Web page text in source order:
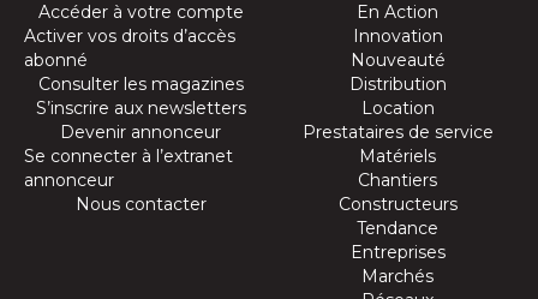
Accéder à votre compte
Activer vos droits d’accès
abonné
Consulter les magazines
S’inscrire aux newsletters
Devenir annonceur
Se connecter à l’extranet
annonceur
Nous contacter
En Action
Innovation
Nouveauté
Distribution
Location
Prestataires de service
Matériels
Chantiers
Constructeurs
Tendance
Entreprises
Marchés